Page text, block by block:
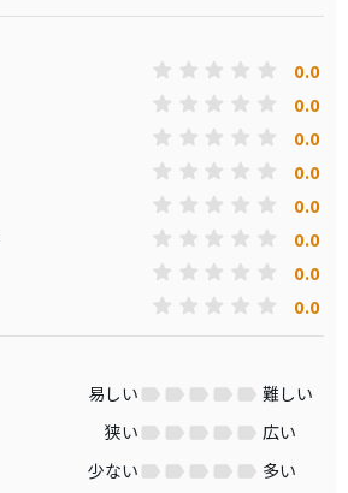
0.0
0.0
0.0
0.0
0.0
0.0
0.0
0.0
易しい
難しい
狭い
広い
少ない
多い